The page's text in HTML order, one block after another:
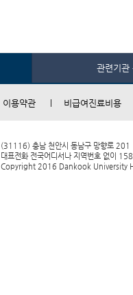
관련기관
이용약관 비급여진료비용
(31116) 충남 천안시 동남구 망향로 201
대표전화 전국어디서나 지역번호 없이
Copyright 2016 Dankook University